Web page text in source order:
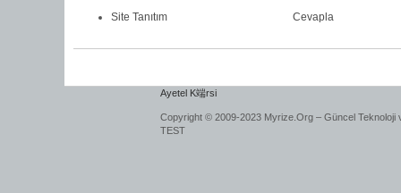
Site Tanıtım Cevapla
Ayetel K端rsi
Copyright © 2009-2023 Myrize.Org – Güncel Teknoloji
TEST